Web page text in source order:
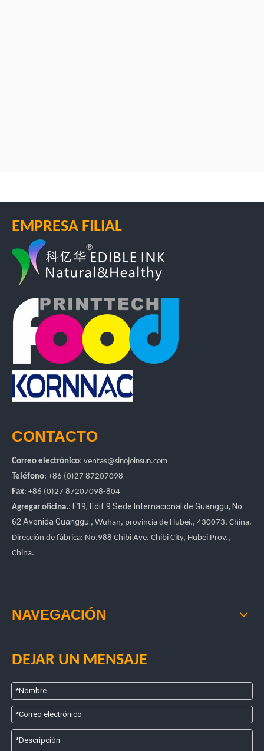
EMPRESA FILIAL
CONTACTO
Correo electrónico: ventas@sinojoinsun.com
Teléfono: +86 (0)27 87207098
Fax: +86 (0)27 87207098-804
Agregar oficina.: F19, Edif.9 Sede Internacional de Guanggu, No.
62 Avenida Guanggu. , Wuhan, provincia de Hubei., 430073, China.
Dirección de fábrica: No.988 Chibi Ave. Chibi City, Hubei Prov.,
China.
NAVEGACIÓN
DEJAR UN MENSAJE